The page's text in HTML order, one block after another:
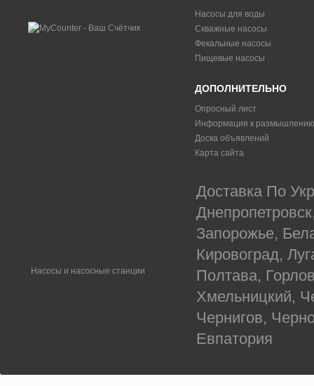
Насосы для воды
Скважные насосы
Фекальные насосы
Пищевые насосы
ДОПОЛНИТЕЛЬНО
Опросный лист
Информация к размышлению
Доска объявлений
Карта сайта
Насосы и насосные станции
Доставка По
Запорожье,
Кировоград,
Полтава,
Хмельницкий,
Чернигов,
Евпатория